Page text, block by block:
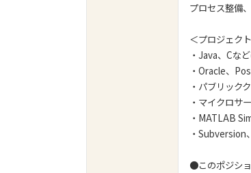
プロセス整備
＜プロジェク
・Java、Cな
・Oracle、
・パブリック
・マイクロ
・MATLAB
・Subversion
●このポジシ